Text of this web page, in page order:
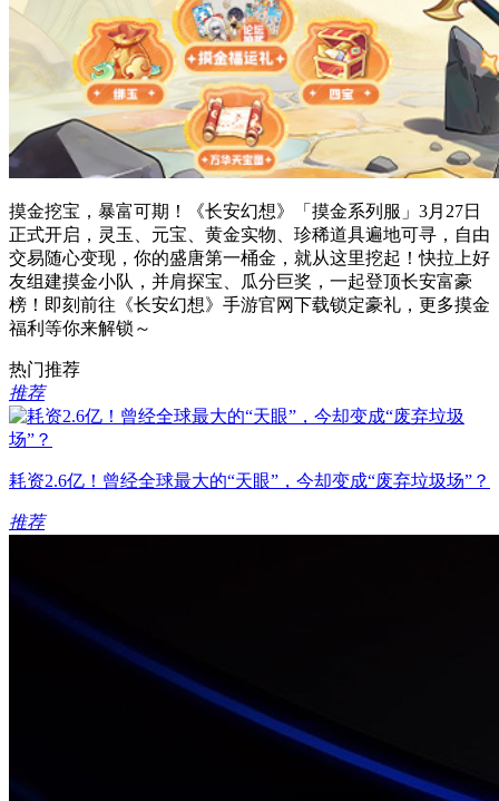
摸金挖宝，暴富可期！《长安幻想》「摸金系列服」3月27日
正式开启，灵玉、元宝、黄金实物、珍稀道具遍地可寻，自由
交易随心变现，你的盛唐第一桶金，就从这里挖起！快拉上好
友组建摸金小队，并肩探宝、瓜分巨奖，一起登顶长安富豪
榜！即刻前往《长安幻想》手游官网下载锁定豪礼，更多摸金
福利等你来解锁～
热门推荐
推荐
耗资2.6亿！曾经全球最大的“天眼”，今却变成“废弃垃圾场”？
推荐